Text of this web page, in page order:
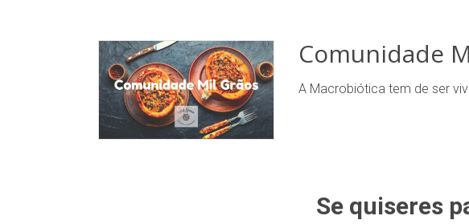
Comunidade
A Macrobiótica tem de ser
Se quiseres